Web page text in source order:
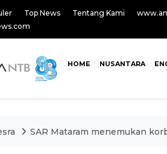
Top News Tentang Kami
HOME NUSANTARA
SAR Mataram menemukan